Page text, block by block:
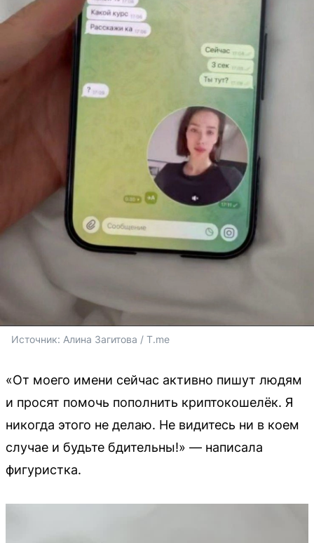
Источник: Алина Загитова / T.me
«От моего имени сейчас активно пишут людям
и просят помочь пополнить криптокошелёк. Я
никогда этого не делаю. Не видитесь ни в коем
случае и будьте бдительны!» — написала
фигуристка.